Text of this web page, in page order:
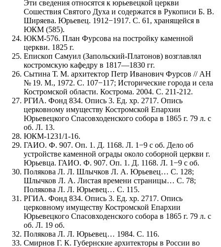
Эти сведения относятся к юрьевецкой церкви
Сошествия Святого Духа и содержатся в Рукописи Б. В.
Ширяева. Юрьевец. 1912−1917. С. 61, хранящейся в
ЮКМ (585).
ЮКМ-576. План Фурсова на постройку каменной
церкви. 1825 г.
Епископ Самуил (Запольский-Платонов) возглавлял
костромскую кафедру в 1817—1830 гг.
Сытина Т. М. архитектор Петр Иванович Фурсов // АН
№ 19. М., 1972. С. 107−117; Исторические города и села
Костромской области. Кострома. 2004. С. 211-212.
РГИА. Фонд 834. Опись 3. Ед. хр. 2717. Опись
церковному имуществу Костромской Епархии
Юрьевецкого Спасовходенского собора в 1865 г. 79 л. с
об. Л. 13.
ЮКМ-1231/1-16.
ГАИО. Ф. 907. Оп. 1. Д. 1168. Л. 1−9 с об. Дело об
устройстве каменной ограды около соборной церкви г.
Юрьевца. ГАИО. Ф. 907. Оп. 1. Д. 1168. Л. 1−9 с об.
Полякова Л. Л. Шлычков Л. А. Юрьевец… С. 128;
Шлычков Л. А. Листая времени страницы… С. 78;
Полякова Л. Л. Юрьевец… С. 115.
РГИА. Фонд 834. Опись 3. Ед. хр. 2717. Опись
церковному имуществу Костромской Епархии
Юрьевецкого Спасовходенского собора в 1865 г. 79 л. с
об. Л. 19 об.
Полякова Л. Л. Юрьевец… 1984. С. 116.
Смирнов Г. К. Губернские архитекторы в России во